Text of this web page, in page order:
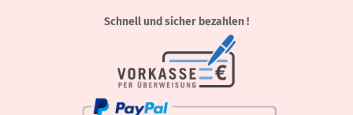
Schnell und sicher bezahlen !